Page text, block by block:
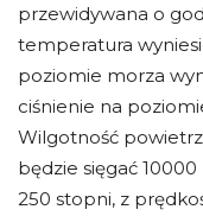
przewidywana o
temperatura
poziomie morza
ciśnienie na
Wilgotność
będzie sięgać
250 stopni, z